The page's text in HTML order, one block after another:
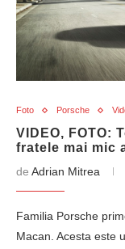
Foto Porsche
VIDEO, FOTO:
fratele mai mic
de Adrian Mitrea
Familia Porsche
Macan. Acesta este